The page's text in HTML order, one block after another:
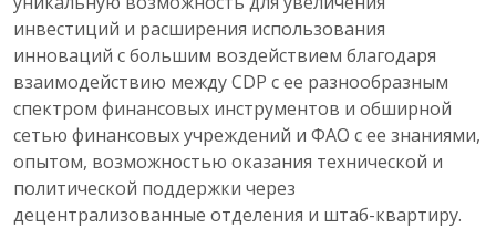
инвестиций и расширения использования
инноваций с большим воздействием благодаря
взаимодействию между CDP с ее разнообразным
спектром финансовых инструментов и обширной
сетью финансовых учреждений и ФАО с ее знаниями,
опытом, возможностью оказания технической и
политической поддержки через
децентрализованные отделения и штаб-квартиру.